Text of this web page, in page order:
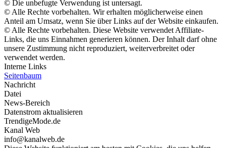
© Die unbefugte Verwendung ist untersagt.
© Alle Rechte vorbehalten. Wir erhalten möglicherweise einen
Anteil am Umsatz, wenn Sie über Links auf der Website einkaufen.
© Alle Rechte vorbehalten. Diese Website verwendet Affiliate-
Links, die uns Einnahmen generieren können. Der Inhalt darf ohne
unsere Zustimmung nicht reproduziert, weiterverbreitet oder
verwendet werden.
Interne Links
Seitenbaum
Nachricht
Datei
News-Bereich
Datenstrom aktualisieren
TrendigeMode.de
Kanal Web
info@kanalweb.de